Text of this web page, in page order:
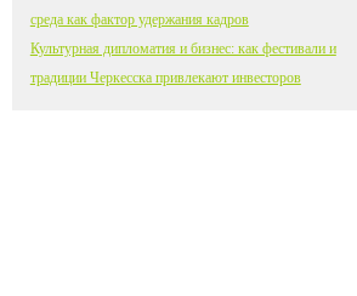
среда как фактор удержания кадров
Культурная дипломатия и бизнес: как фестивали и
традиции Черкесска привлекают инвесторов